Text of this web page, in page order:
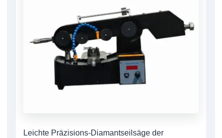
Leichte Präzisions-Diamantseilsäge der